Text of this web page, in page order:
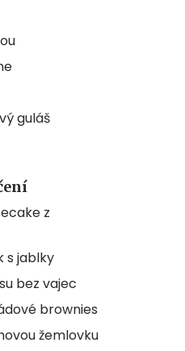
guláš
z
s jablky
bez vajec
brownies
žemlovku